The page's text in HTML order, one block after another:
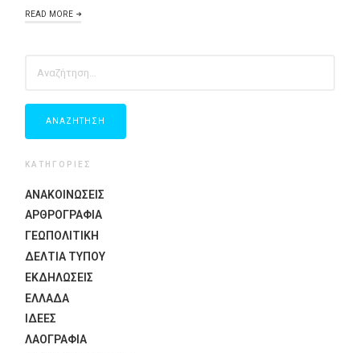
READ MORE
ΓΙΑ:
ΚΑΤΗΓΟΡΙΕΣ
ΑΝΑΚΟΙΝΩΣΕΙΣ
ΑΡΘΡΟΓΡΑΦΙΑ
ΓΕΩΠΟΛΙΤΙΚΗ
ΔΕΛΤΙΑ ΤΥΠΟΥ
ΕΚΔΗΛΏΣΕΙΣ
ΕΛΛΑΔΑ
ΙΔΈΕΣ
ΛΑΟΓΡΑΦΊΑ